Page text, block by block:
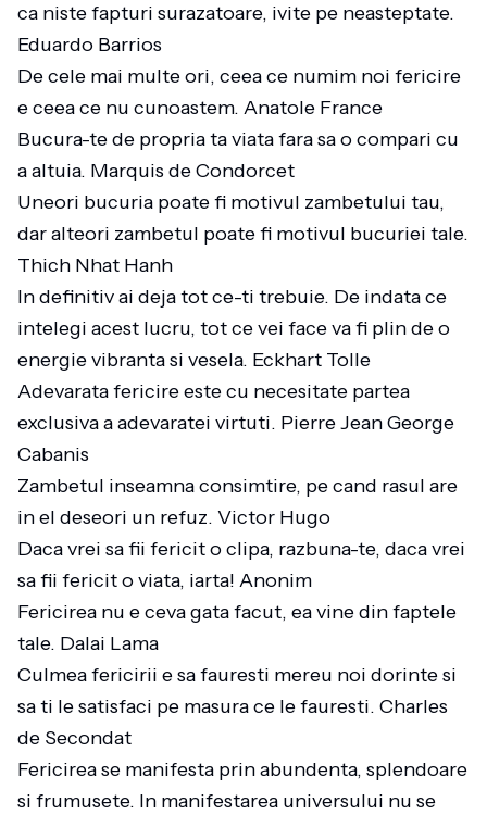
ca niste fapturi surazatoare, ivite pe neasteptate.
Eduardo Barrios
De cele mai multe ori, ceea ce numim noi fericire
e ceea ce nu cunoastem. Anatole France
Bucura-te de propria ta viata fara sa o compari cu
a altuia. Marquis de Condorcet
Uneori bucuria poate fi motivul zambetului tau,
dar alteori zambetul poate fi motivul bucuriei tale.
Thich Nhat Hanh
In definitiv ai deja tot ce-ti trebuie. De indata ce
intelegi acest lucru, tot ce vei face va fi plin de o
energie vibranta si vesela. Eckhart Tolle
Adevarata fericire este cu necesitate partea
exclusiva a adevaratei virtuti. Pierre Jean George
Cabanis
Zambetul inseamna consimtire, pe cand rasul are
in el deseori un refuz. Victor Hugo
Daca vrei sa fii fericit o clipa, razbuna-te, daca vrei
sa fii fericit o viata, iarta! Anonim
Fericirea nu e ceva gata facut, ea vine din faptele
tale. Dalai Lama
Culmea fericirii e sa fauresti mereu noi dorinte si
sa ti le satisfaci pe masura ce le fauresti. Charles
de Secondat
Fericirea se manifesta prin abundenta, splendoare
si frumusete. In manifestarea universului nu se